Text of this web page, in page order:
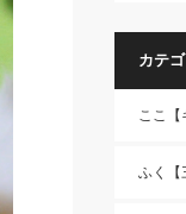
カテ
ここ【
ふく【